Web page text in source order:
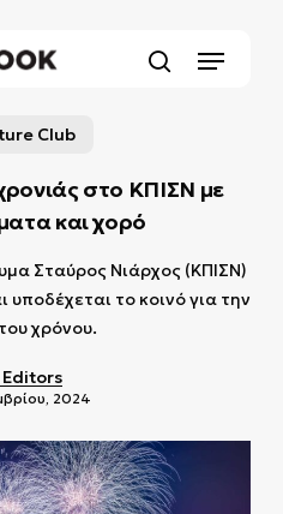
Menu
Club
στο ΚΠΙΣΝ με
και χορό
Σταύρος Νιάρχος (ΚΠΙΣΝ)
υποδέχεται το κοινό για την
χρόνου.
Editors
2024